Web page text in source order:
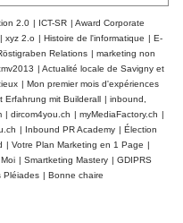
2.0 | ICT-SR | Award Corporate
| xyz 2.o | Histoire de l'informatique | E-
Relations | marketing non
| Actualité locale de Savigny et
| Mon premier mois d'expériences
Erfahrung mit Builderall | inbound,
| dircom4you.ch | myMediaFactory.ch |
| Inbound PR Academy | Élection
| Votre Plan Marketing en 1 Page |
| Smartketing Mastery | GDIPRS
Pléiades | Bonne chaire